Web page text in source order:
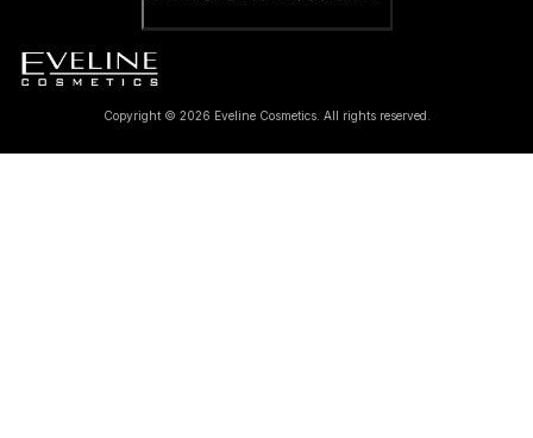
Copyright © 2026 Eveline Cosmetics. All rights reserved.